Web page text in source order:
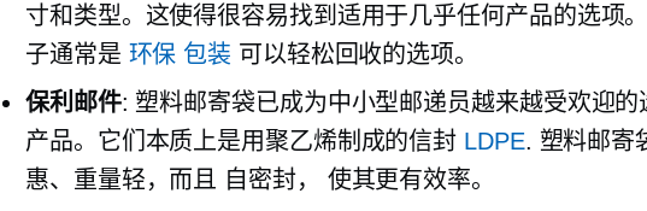
寸和类型。这使得很容易找到适用于几乎任何产品的选项
子通常是 环保 包装 可以轻松回收的选项。
保利邮件: 塑料邮寄袋已成为中小型邮递员越来越受欢迎
产品。它们本质上是用聚乙烯制成的信封 LDPE. 塑料邮寄
惠、重量轻，而且
自密封，
使其更有效率。